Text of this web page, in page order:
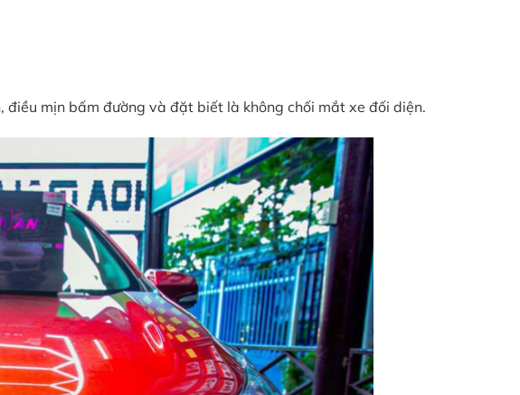
mịn bấm đường và đặt biết là không chối mắt xe đối diện.